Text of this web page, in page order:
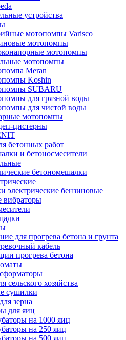
устройства
мотопомпы Varisco
мотопомпы
мотопомпы
мотопомпы
Meran
Koshin
SUBARU
для грязной воды
для чистой воды
мотопомпы
цистерны
бетонных работ
и бетоносмесители
бетономешалки
электрические бензиновые
вибраторы
для прогрева бетона и грунта
кабель
прогрева бетона
сельского хозяйства
сушилки
зерна
для яиц
на 1000 яиц
на 250 яиц
на 500 яиц